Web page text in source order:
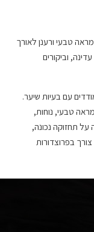
טבעי ורענן לאורך
וביקורים
עם בעיות שיער.
טבעי, נוחות,
תחזוקה נכונה,
בפרוצדורות